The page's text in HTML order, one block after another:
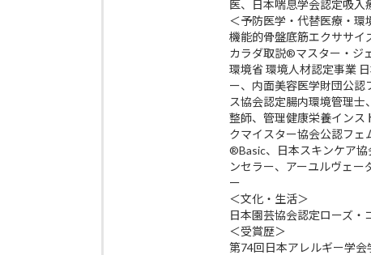
医、日本喘息学会認定吸入
＜予防医学・代替医療・環
機能的骨盤底筋エクササ
カラダ取説®マスター・ジ
環境省 環境人材認定事業
ー、内面美容医学財団公認
ス協会認定腸内環境管理
整師、管理健康栄養インス
クマイスター協会公認フ
®Basic、日本スキンケア
ンセラー、アーユルヴェー
ー
＜文化・生活＞
日本園芸協会認定ローズ・
＜受賞歴＞
第74回日本アレルギー学